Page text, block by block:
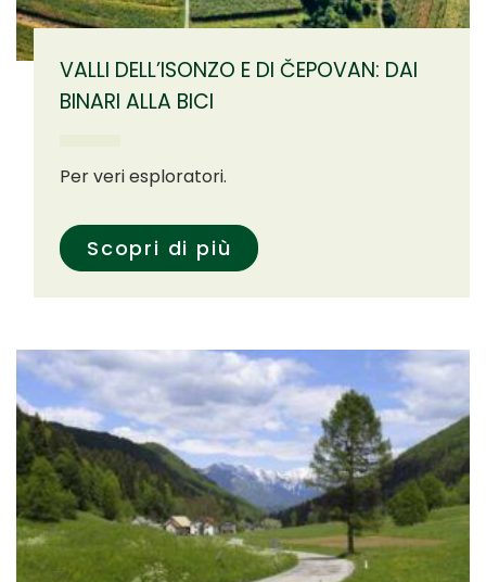
VALLI DELL’ISONZO E DI ČEPOVAN: DAI
BINARI ALLA BICI
Per veri esploratori.
Scopri di più